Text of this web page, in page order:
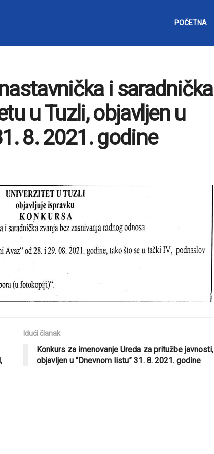
POČETNA
i saradnička
u Tuzli, objavljen u
8. 2021. godine
Idući članak
Konkurs za imenovanje Ureda za pritužbe javnosti,
objavljen u “Dnevnom listu” 31. 8. 2021. godine